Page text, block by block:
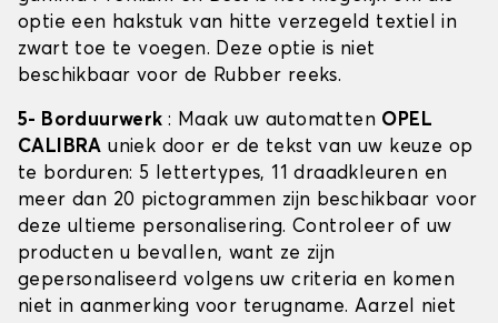
optie een hakstuk van hitte verzegeld textiel in
zwart toe te voegen. Deze optie is niet
beschikbaar voor de Rubber reeks.
5- Borduurwerk : Maak uw automatten OPEL
CALIBRA uniek door er de tekst van uw keuze op
te borduren: 5 lettertypes, 11 draadkleuren en
meer dan 20 pictogrammen zijn beschikbaar voor
deze ultieme personalisering. Controleer of uw
producten u bevallen, want ze zijn
gepersonaliseerd volgens uw criteria en komen
niet in aanmerking voor terugname. Aarzel niet